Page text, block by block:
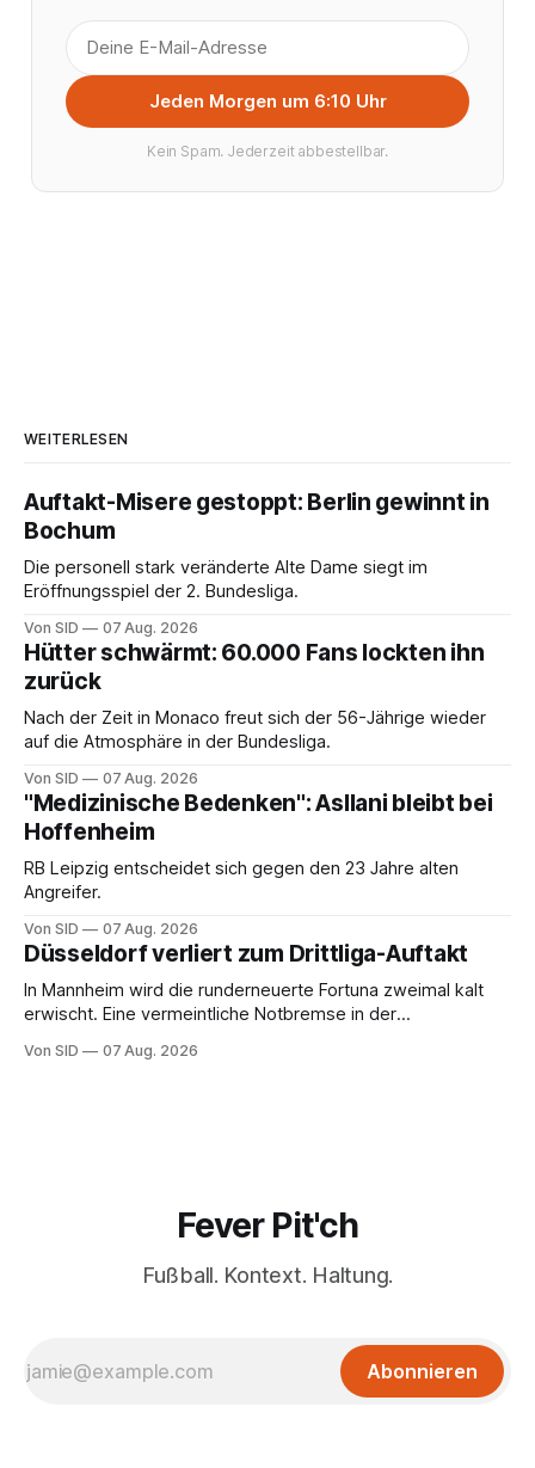
Jeden Morgen um 6:10 Uhr
Kein Spam. Jederzeit abbestellbar.
WEITERLESEN
Auftakt-Misere gestoppt: Berlin gewinnt in
Bochum
Die personell stark veränderte Alte Dame siegt im
Eröffnungsspiel der 2. Bundesliga.
Von SID 07 Aug. 2026
Hütter schwärmt: 60.000 Fans lockten ihn
zurück
Nach der Zeit in Monaco freut sich der 56-Jährige wieder
auf die Atmosphäre in der Bundesliga.
Von SID 07 Aug. 2026
"Medizinische Bedenken": Asllani bleibt bei
Hoffenheim
RB Leipzig entscheidet sich gegen den 23 Jahre alten
Angreifer.
Von SID 07 Aug. 2026
Düsseldorf verliert zum Drittliga-Auftakt
In Mannheim wird die runderneuerte Fortuna zweimal kalt
erwischt. Eine vermeintliche Notbremse in der
Von SID 07 Aug. 2026
Fever Pit'ch
Fußball. Kontext. Haltung.
Abonnieren